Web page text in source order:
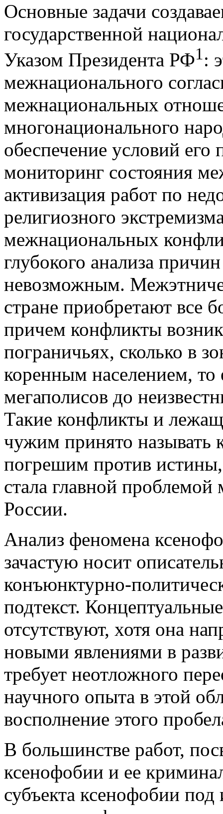
Основные задачи
государственной
Указом Президента РФ1:
межнационального
межнациональных
многонационального
обеспечение условий его
мониторинг состояния
активизация работ по
религиозного
межнациональных
глубокого анализа
невозможным.
стране приобретают все
причем конфликты
пограничьях, сколько в
коренным населением, то
мегаполисов до
Такие конфликты и
чужим принято называть
погрешим против
стала главной
России.
Анализ феномена
зачастую носит
конъюнктурно-
подтекст.
отсутствуют, хотя она
новыми явлениями в
требует неотложного
научного опыта в этой
восполнение этого
В большинстве работ,
ксенофобии и ее
субъекта ксенофобии